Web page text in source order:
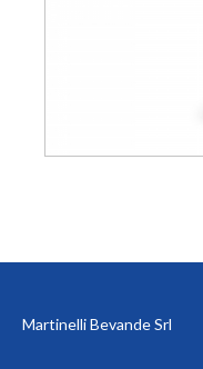
Martinelli Bevande Srl